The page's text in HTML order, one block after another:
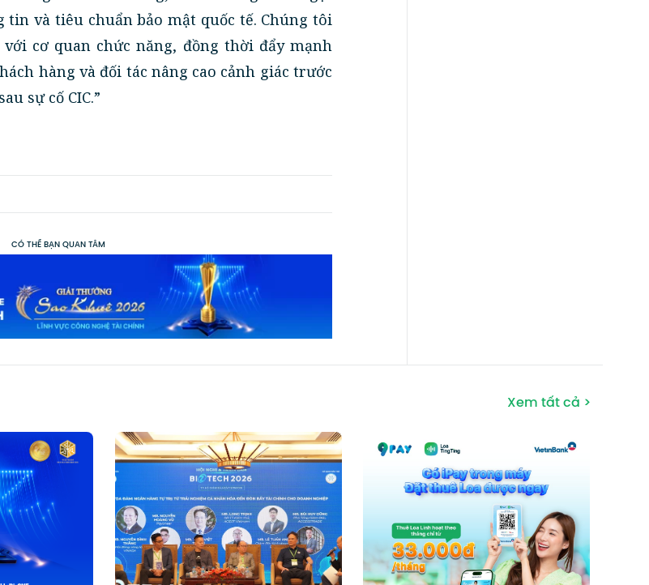
tin và tiêu chuẩn bảo mật quốc tế. Chúng tôi
cơ quan chức năng, đồng thời đẩy mạnh
hàng và đối tác nâng cao cảnh giác trước
sự cố CIC.”
CÓ THỂ BẠN QUAN TÂM
Xem tất cả >